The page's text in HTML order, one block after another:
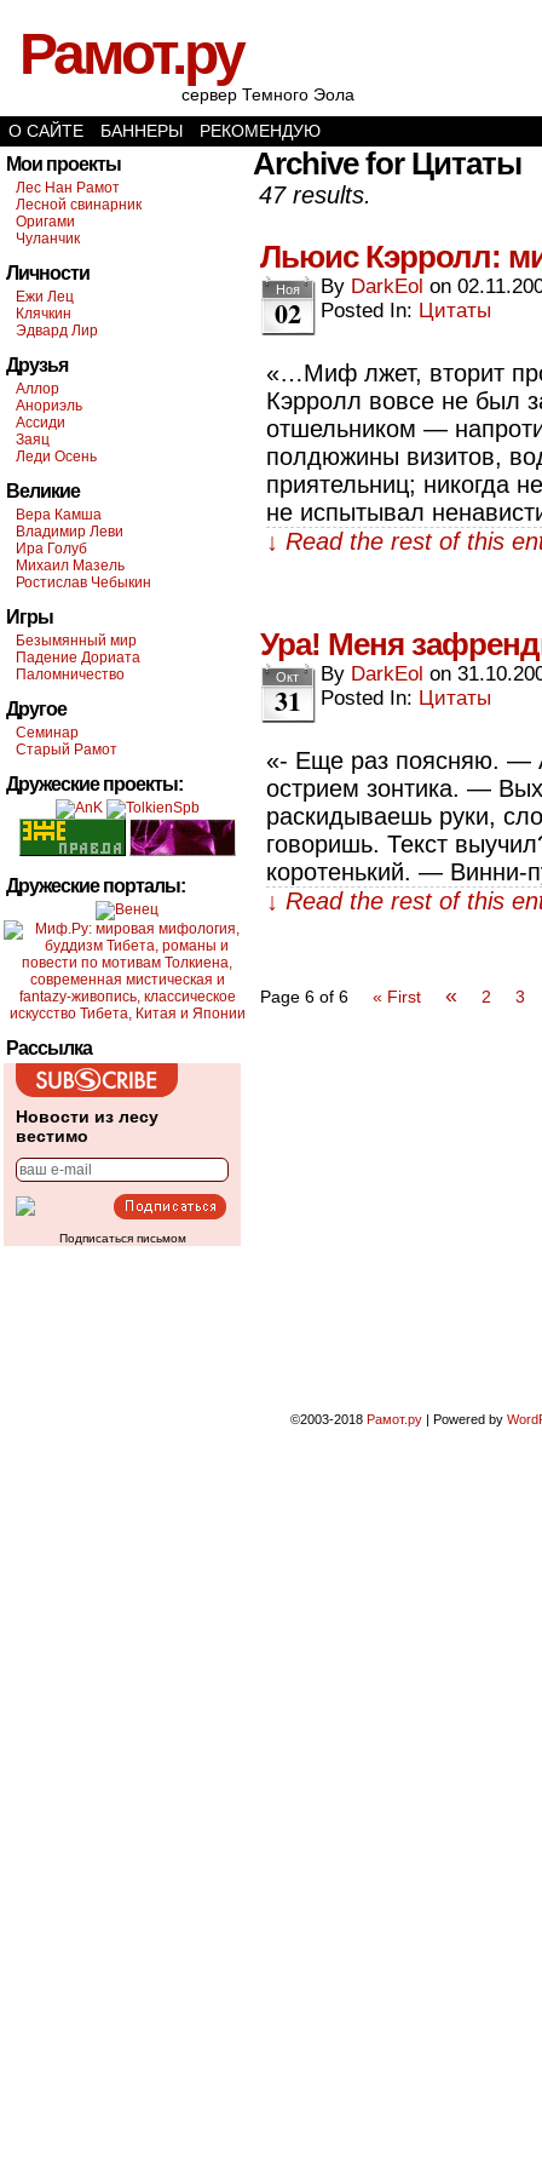
Рамот.ру
сервер Темного Эола
О САЙТЕ
БАННЕРЫ РЕКОМЕНДУЮ
Мои проекты
Лес Нан Рамот
Лесной свинарник
Оригами
Чуланчик
Личности
Ежи Лец
Клячкин
Эдвард Лир
Друзья
Аллор
Анориэль
Ассиди
Заяц
Леди Осень
Великие
Вера Камша
Владимир Леви
Ира Голуб
Михаил Мазель
Ростислав Чебыкин
Игры
Безымянный мир
Падение Дориата
Паломничество
Другое
Семинар
Старый Рамот
Дружеские проекты:
Дружеские порталы:
Рассылка
Новости из лесу
вестимо
Подписаться письмом
Archive for Цитаты
47 results.
Льюис Кэрролл:
Ноя
02
By DarkEol on
Posted In: Цитаты
«…Миф лжет, вторит
Кэрролл вовсе не был
отшельником —
полдюжины визитов,
приятельниц; никогда
не испытывал
↓ Read the rest of this
Ура! Меня
Окт
31
By DarkEol on
Posted In: Цитаты
«- Еще раз поясняю. —
острием зонтика. —
раскидываешь руки,
говоришь. Текст
коротенький. —
↓ Read the rest of this
Page 6 of 6 « First « 2 3
©2003-2018 Рамот.ру | Powered by